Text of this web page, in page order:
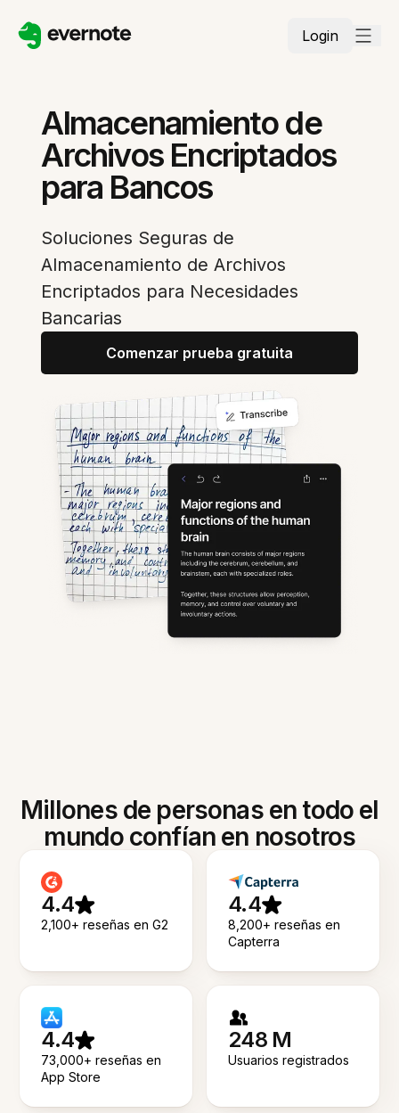
Login
Almacenamiento de
Archivos Encriptados
para Bancos
Soluciones Seguras de
Almacenamiento de Archivos
Encriptados para Necesidades
Bancarias
Comenzar prueba gratuita
Millones de personas en todo el
mundo confían en nosotros
4.4
2,100+ reseñas en G2
4.4
8,200+ reseñas en
Capterra
4.4
73,000+ reseñas en
App Store
248 M
Usuarios registrados